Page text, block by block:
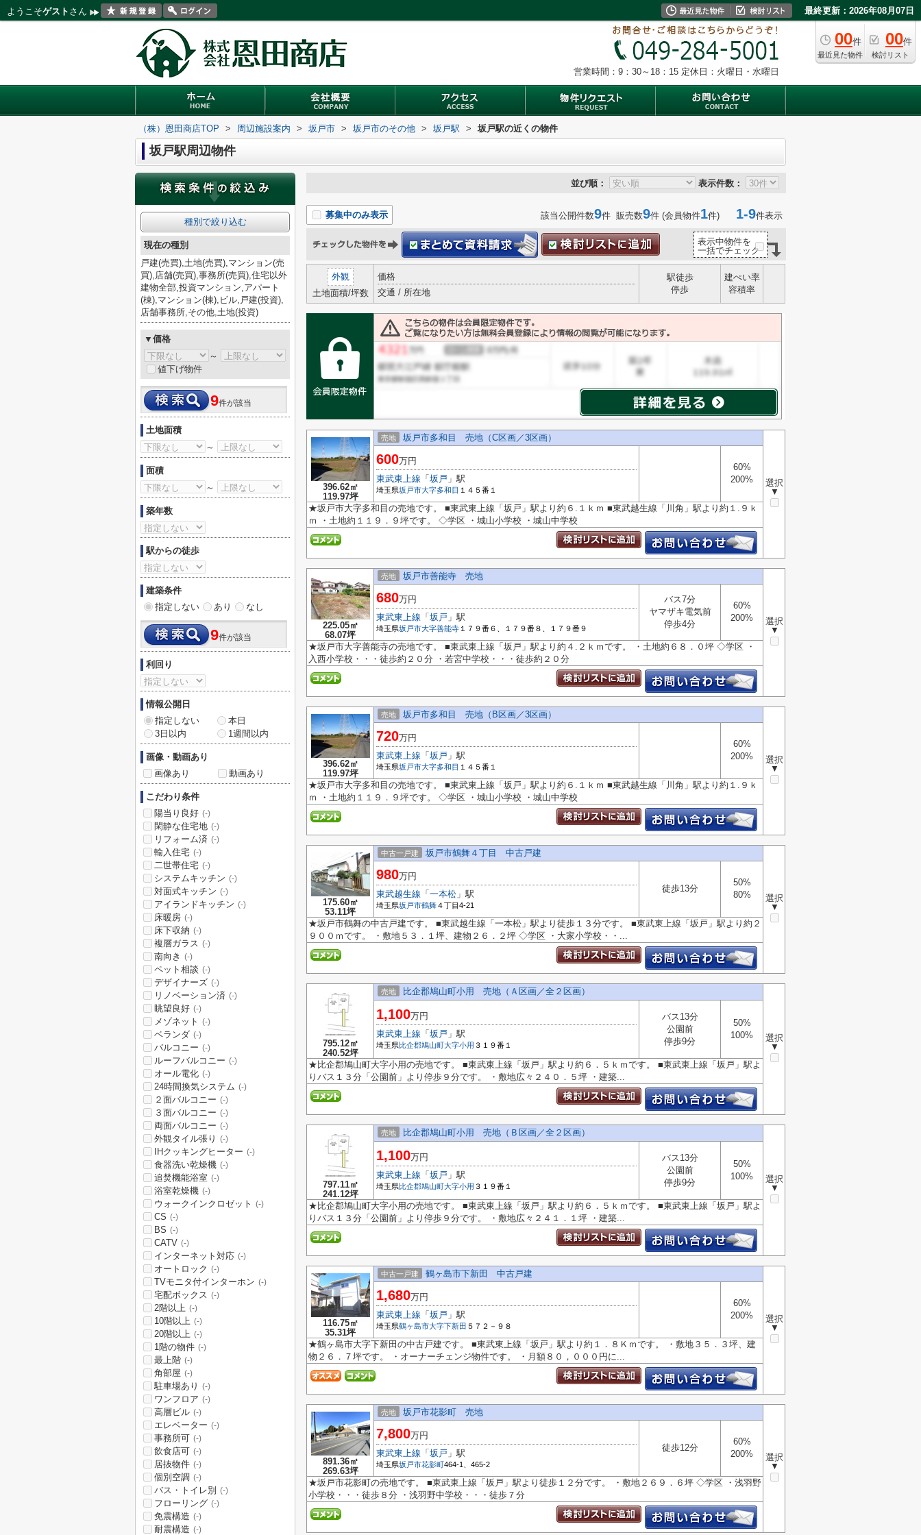
ようこそゲスト さん 最終更新：2026年08月07日
00件
最近見た物件
00件
検討リスト
営業時間：9：30～18：15 定休日：火曜日・水曜日
（株）恩田商店TOP > 周辺施設案内 > 坂戸市 > 坂戸市のその他 > 坂戸駅 > 坂戸駅の近くの物件
坂戸駅周辺物件
並び順： 表示件数：
募集中のみ表示 該当公開件数9件 販売数9件 (会員物件1件) 1-9件表示
表示中物件を
一括でチェック
外観
土地面積/坪数
価格
交通 / 所在地
駅徒歩
停歩
建ぺい率
容積率
396.62㎡
119.97坪
売地 坂戸市多和目 売地（C区画／3区画）
選択
▼
600万円
東武東上線 「 坂戸 」駅
埼玉県坂戸市大字多和目 １４５番１
60%
200%
★坂戸市大字多和目の売地です。 ■東武東上線「坂戸」駅より約６.１ｋｍ ■東武越生線「川角」駅より約１.９ｋ
ｍ ・土地約１１９．９坪です。 ◇学区 ・城山小学校 ・城山中学校
225.05㎡
68.07坪
売地 坂戸市善能寺 売地
選択
▼
680万円
東武東上線 「 坂戸 」駅
埼玉県坂戸市大字善能寺 １７９番６、１７９番８、１７９番９
バス7分
ヤマザキ電気前
停歩4分
60%
200%
★坂戸市大字善能寺の売地です。 ■東武東上線「坂戸」駅より約４.２ｋｍです。 ・土地約６８．０坪 ◇学区 ・
入西小学校・・・徒歩約２０分 ・若宮中学校・・・徒歩約２０分
396.62㎡
119.97坪
売地 坂戸市多和目 売地（B区画／3区画）
選択
▼
720万円
東武東上線 「 坂戸 」駅
埼玉県坂戸市大字多和目 １４５番１
60%
200%
★坂戸市大字多和目の売地です。 ■東武東上線「坂戸」駅より約６.１ｋｍ ■東武越生線「川角」駅より約１.９ｋ
ｍ ・土地約１１９．９坪です。 ◇学区 ・城山小学校 ・城山中学校
175.60㎡
53.11坪
中古一戸建 坂戸市鶴舞４丁目 中古戸建
選択
▼
980万円
東武越生線 「 一本松 」駅
埼玉県坂戸市鶴舞４丁目4-21
徒歩13分
50%
80%
★坂戸市鶴舞の中古戸建です。 ■東武越生線「一本松」駅より徒歩１３分です。 ■東武東上線「坂戸」駅より約２
９００ｍです。 ・敷地５３．１坪、建物２６．２坪 ◇学区 ・大家小学校・・...
795.12㎡
240.52坪
売地 比企郡鳩山町小用 売地（Ａ区画／全２区画）
選択
▼
1,100万円
東武東上線 「 坂戸 」駅
埼玉県比企郡鳩山町大字小用 ３１９番１
バス13分
公園前
停歩9分
50%
100%
★比企郡鳩山町大字小用の売地です。 ■東武東上線「坂戸」駅より約６．５ｋｍです。 ■東武東上線「坂戸」駅よ
りバス１３分「公園前」より停歩９分です。 ・敷地広々２４０．５坪 ・建築...
797.11㎡
241.12坪
売地 比企郡鳩山町小用 売地（Ｂ区画／全２区画）
選択
▼
1,100万円
東武東上線 「 坂戸 」駅
埼玉県比企郡鳩山町大字小用 ３１９番１
バス13分
公園前
停歩9分
50%
100%
★比企郡鳩山町大字小用の売地です。 ■東武東上線「坂戸」駅より約６．５ｋｍです。 ■東武東上線「坂戸」駅よ
りバス１３分「公園前」より停歩９分です。 ・敷地広々２４１．１坪 ・建築...
116.75㎡
35.31坪
中古一戸建 鶴ヶ島市下新田 中古戸建
選択
▼
1,680万円
東武東上線 「 坂戸 」駅
埼玉県鶴ヶ島市大字下新田 ５７２－９８
60%
200%
★鶴ヶ島市大字下新田の中古戸建です。 ■東武東上線「坂戸」駅より約１．８Ｋｍです。 ・敷地３５．３坪、建
物２６．７坪です。 ・オーナーチェンジ物件です。 ・月額８０，０００円に...
891.36㎡
269.63坪
売地 坂戸市花影町 売地
選択
▼
7,800万円
東武東上線 「 坂戸 」駅
埼玉県坂戸市花影町464-1、465-2
徒歩12分
60%
200%
★坂戸市花影町の売地です。 ■東武東上線「坂戸」駅より徒歩１２分です。 ・敷地２６９．６坪 ◇学区 ・浅羽野
小学校・・・徒歩８分 ・浅羽野中学校・・・徒歩７分
種別で絞り込む
現在の種別
戸建(売買),土地(売買),マンション(売
買),店舗(売買),事務所(売買),住宅以外
建物全部,投資マンション,アパート
(棟),マンション(棟),ビル,戸建(投資),
店舗事務所,その他,土地(投資)
▼価格
～
値下げ物件
9件が該当
土地面積
～
面積
～
築年数
駅からの徒歩
建築条件
指定しない
あり なし
9件が該当
利回り
情報公開日
指定しない
本日
3日以内
1週間以内
画像・動画あり
画像あり
動画あり
こだわり条件
陽当り良好 (-)
閑静な住宅地 (-)
リフォーム済 (-)
輸入住宅 (-)
二世帯住宅 (-)
システムキッチン (-)
対面式キッチン (-)
アイランドキッチン (-)
床暖房 (-)
床下収納 (-)
複層ガラス (-)
南向き (-)
ペット相談 (-)
デザイナーズ (-)
リノベーション済 (-)
眺望良好 (-)
メゾネット (-)
ベランダ (-)
バルコニー (-)
ルーフバルコニー (-)
オール電化 (-)
24時間換気システム (-)
２面バルコニー (-)
３面バルコニー (-)
両面バルコニー (-)
外観タイル張り (-)
IHクッキングヒーター (-)
食器洗い乾燥機 (-)
追焚機能浴室 (-)
浴室乾燥機 (-)
ウォークインクロゼット (-)
CS (-)
BS (-)
CATV (-)
インターネット対応 (-)
オートロック (-)
TVモニタ付インターホン (-)
宅配ボックス (-)
2階以上 (-)
10階以上 (-)
20階以上 (-)
1階の物件 (-)
最上階 (-)
角部屋 (-)
駐車場あり (-)
ワンフロア (-)
高層ビル (-)
エレベーター (-)
事務所可 (-)
飲食店可 (-)
居抜物件 (-)
個別空調 (-)
バス・トイレ別 (-)
フローリング (-)
免震構造 (-)
耐震構造 (-)